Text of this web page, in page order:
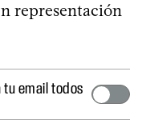
representación
tu email todos